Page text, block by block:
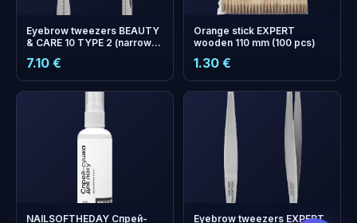
Eyebrow tweezers BEAUTY
& CARE 10 TYPE 2 (narrow
7.10 €
Orange stick EXPERT
wooden 110 mm (100 pcs)
1.30 €
NAILSOFTHEDAY Спрей- Eyebrow tweezers EXPERT
бонусних
Збирайте і економте на
наступному замовленні!